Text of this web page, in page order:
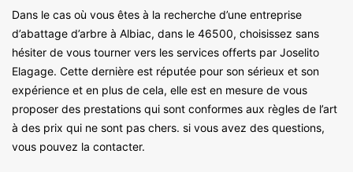
Dans le cas où vous êtes à la recherche d’une entreprise
d’abattage d’arbre à Albiac, dans le 46500, choisissez sans
hésiter de vous tourner vers les services offerts par Joselito
Elagage. Cette dernière est réputée pour son sérieux et son
expérience et en plus de cela, elle est en mesure de vous
proposer des prestations qui sont conformes aux règles de l’art
à des prix qui ne sont pas chers. si vous avez des questions,
vous pouvez la contacter.